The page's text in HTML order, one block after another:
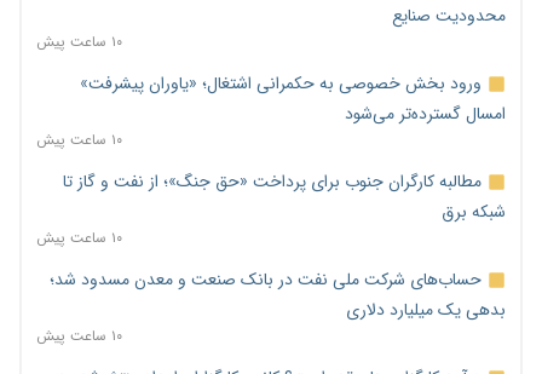
محدودیت صنایع
۱۰ ساعت پیش
ورود بخش خصوصی به حکمرانی اشتغال؛ «یاوران پیشرفت»
امسال گسترده‌تر می‌شود
۱۰ ساعت پیش
مطالبه کارگران جنوب برای پرداخت «حق جنگ»؛ از نفت و گاز تا
شبکه برق
۱۰ ساعت پیش
حساب‌های شرکت ملی نفت در بانک صنعت و معدن مسدود شد؛
بدهی یک میلیارد دلاری
۱۰ ساعت پیش